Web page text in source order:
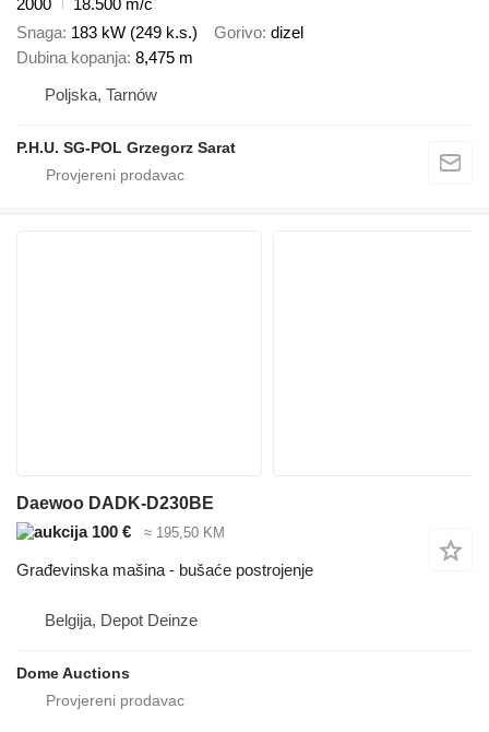
Snaga 183 kW (249 k.s.) Gorivo dizel
Dubina kopanja 8,475 m
Poljska, Tarnów
P.H.U. SG-POL Grzegorz Sarat
Daewoo DADK-D230BE
100 €
≈ 195,50 KM
Građevinska mašina - bušaće postrojenje
Belgija, Depot Deinze
Dome Auctions